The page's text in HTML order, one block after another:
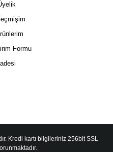
Formu
Kredi kartı bilgileriniz 256bit SSL